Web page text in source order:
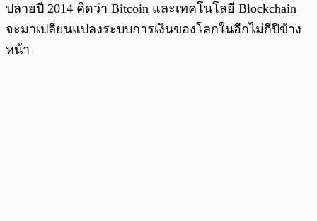
ปลายปี 2014 คิดว่า Bitcoin และเทคโนโลยี Blockchain
จะมาเปลี่ยนแปลงระบบการเงินของโลกในอีกไม่กี่ปีข้าง
หน้า